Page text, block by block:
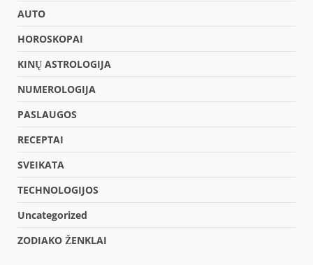
AUTO
HOROSKOPAI
KINŲ ASTROLOGIJA
NUMEROLOGIJA
PASLAUGOS
RECEPTAI
SVEIKATA
TECHNOLOGIJOS
Uncategorized
ZODIAKO ŽENKLAI